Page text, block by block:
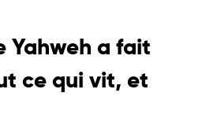
Yahweh a fait
ce qui vit, et